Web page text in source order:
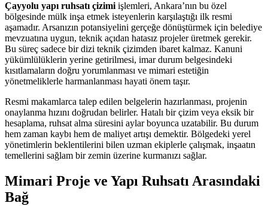
Çayyolu yapı ruhsatı çizimi işlemleri, Ankara’nın bu özel
bölgesinde mülk inşa etmek isteyenlerin karşılaştığı ilk resmi
aşamadır. Arsanızın potansiyelini gerçeğe dönüştürmek için belediye
mevzuatına uygun, teknik açıdan hatasız projeler üretmek gerekir.
Bu süreç sadece bir dizi teknik çizimden ibaret kalmaz. Kanuni
yükümlülüklerin yerine getirilmesi, imar durum belgesindeki
kısıtlamaların doğru yorumlanması ve mimari estetiğin
yönetmeliklerle harmanlanması hayati önem taşır.
Resmi makamlarca talep edilen belgelerin hazırlanması, projenin
onaylanma hızını doğrudan belirler. Hatalı bir çizim veya eksik bir
hesaplama, ruhsat alma süresini aylar boyunca uzatabilir. Bu durum
hem zaman kaybı hem de maliyet artışı demektir. Bölgedeki yerel
yönetimlerin beklentilerini bilen uzman ekiplerle çalışmak, inşaatın
temellerini sağlam bir zemin üzerine kurmanızı sağlar.
Mimari Proje ve Yapı Ruhsatı Arasındaki
Bağ